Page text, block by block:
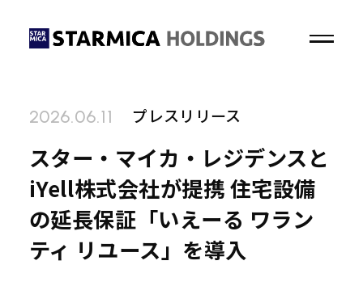
企業情報
ニュース
スター・マイカ・レジデンスと
iYell株式会社が提携 住宅設備
の延長保証「いえーる ワラン
ティ リユース」を導入
2026.06.11 プレスリリース